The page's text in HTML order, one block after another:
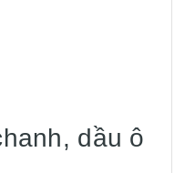
dầu ô